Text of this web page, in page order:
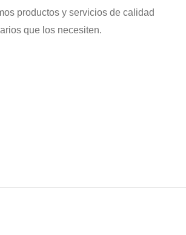
productos y servicios de calidad
que los necesiten.